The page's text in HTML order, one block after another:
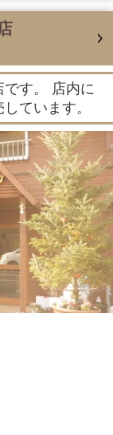
す。 店内に
ています。